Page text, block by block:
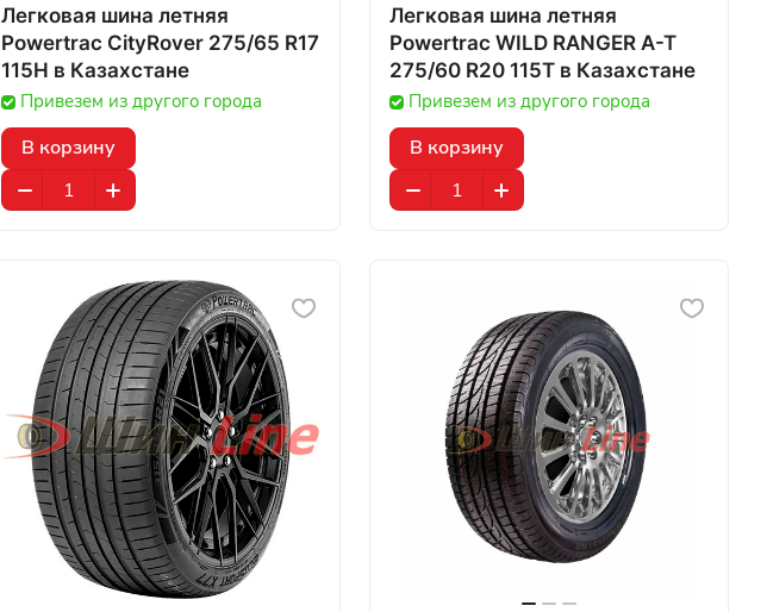
Легковая шина летняя
Powertrac CityRover 275/65 R17
115H в Казахстане
Привезем из другого города
В корзину
Легковая шина летняя
Powertrac WILD RANGER A-T
275/60 R20 115T в Казахстане
Привезем из другого города
В корзину